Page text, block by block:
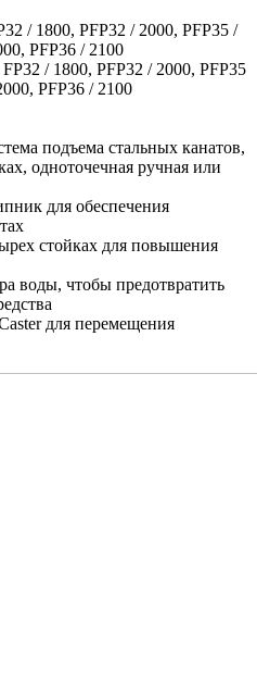
/ 1800, PFP32 / 2000, PFP35 /
PFP36 / 2100
подъема стальных канатов,
одноточечная ручная или
для обеспечения
стойках для повышения
воды, чтобы предотвратить
для перемещения